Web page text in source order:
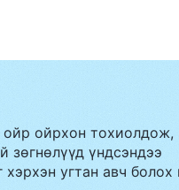
дор үүрд
үүнээс ч
Тариалагч ба
бол зургаан мянган
хийж чадахгүй, хэн
Дэлхий
ойрхон тохиолдож,
зөгнөлүүд үндсэндээ
угтан авч болох